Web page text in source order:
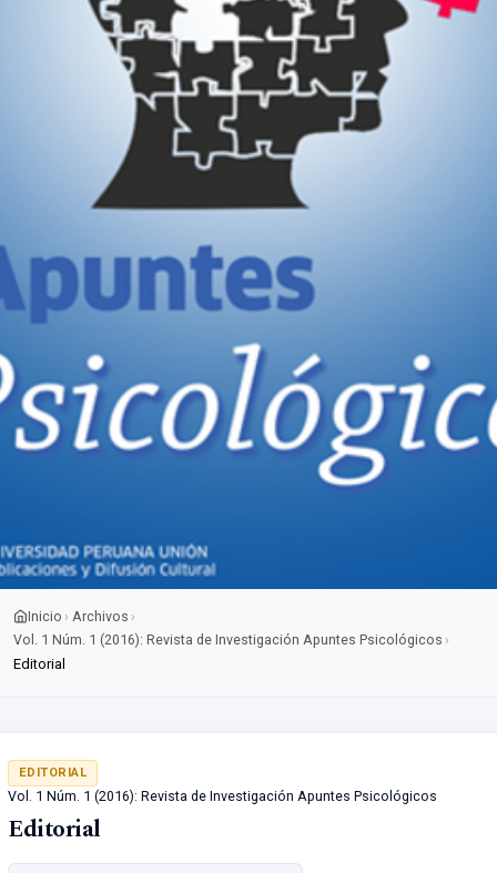
Inicio › Archivos ›
Vol. 1 Núm. 1 (2016): Revista de Investigación Apuntes Psicológicos ›
Editorial
EDITORIAL
Vol. 1 Núm. 1 (2016): Revista de Investigación Apuntes Psicológicos
Editorial